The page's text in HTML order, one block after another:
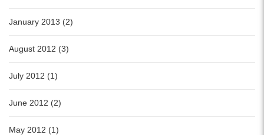
January 2013 (2)
August 2012 (3)
July 2012 (1)
June 2012 (2)
May 2012 (1)